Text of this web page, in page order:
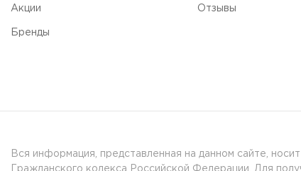
Акции
Бренды
Отзывы
Вся информация, представленная на данном сайте,
Гражданского кодекса Российской Федерации. Для